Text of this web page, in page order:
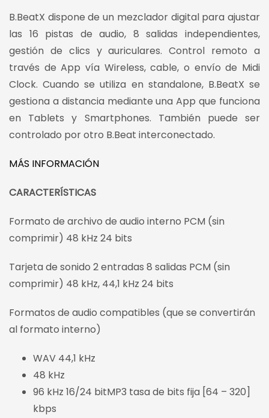
B.BeatX dispone de un mezclador digital para ajustar
las 16 pistas de audio, 8 salidas independientes,
gestión de clics y auriculares. Control remoto a
través de App vía Wireless, cable, o envío de Midi
Clock. Cuando se utiliza en standalone, B.BeatX se
gestiona a distancia mediante una App que funciona
en Tablets y Smartphones. También puede ser
controlado por otro B.Beat interconectado.
MÁS INFORMACIÓN
CARACTERÍSTICAS
Formato de archivo de audio interno PCM (sin
comprimir) 48 kHz 24 bits
Tarjeta de sonido 2 entradas 8 salidas PCM (sin
comprimir) 48 kHz, 44,1 kHz 24 bits
Formatos de audio compatibles (que se convertirán
al formato interno)
WAV 44,1 kHz
48 kHz
96 kHz 16/24 bitMP3 tasa de bits fija [64 – 320]
kbps